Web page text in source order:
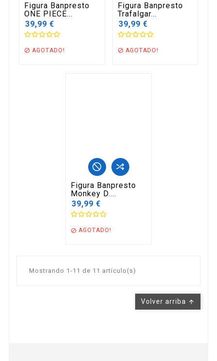
Figura Banpresto
ONE PIECE...
39,99 €
 AGOTADO!
Figura Banpresto
Trafalgar...
39,99 €
 AGOTADO!
Figura Banpresto
Monkey D....
39,99 €
 AGOTADO!
Mostrando 1-11 de 11 artículo(s)
Volver arriba 